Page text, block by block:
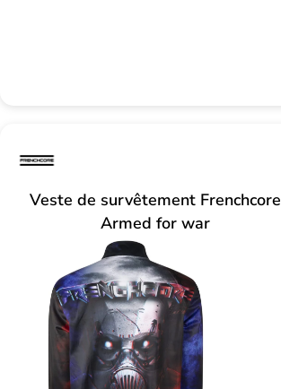
Veste de survêtement Frenchcore
Armed for war